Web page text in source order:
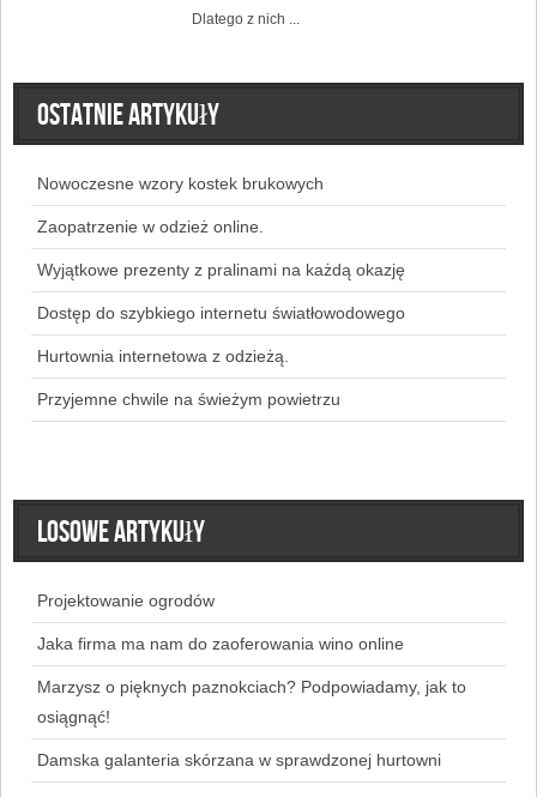
Dlatego z nich ...
Ostatnie artykuły
Nowoczesne wzory kostek brukowych
Zaopatrzenie w odzież online.
Wyjątkowe prezenty z pralinami na każdą okazję
Dostęp do szybkiego internetu światłowodowego
Hurtownia internetowa z odzieżą.
Przyjemne chwile na świeżym powietrzu
Losowe artykuły
Projektowanie ogrodów
Jaka firma ma nam do zaoferowania wino online
Marzysz o pięknych paznokciach? Podpowiadamy, jak to
osiągnąć!
Damska galanteria skórzana w sprawdzonej hurtowni